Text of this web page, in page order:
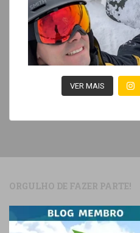
VER MAIS
ORGULHO DE FAZER PARTE!